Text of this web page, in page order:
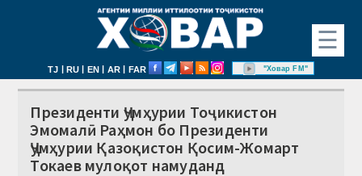
☰
TJ | RU | EN | AR | FAR "Ховар FM"
Президенти Ҷумҳурии Тоҷикистон
Эмомалӣ Раҳмон бо Президенти
Ҷумҳурии Қазоқистон Қосим-Жомарт
Токаев мулоқот намуданд